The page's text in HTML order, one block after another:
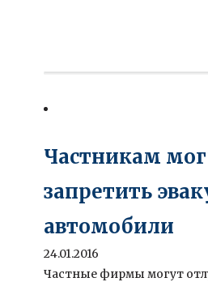
Частникам
запретить
автомобили
24.01.2016
Частные фирмы могут